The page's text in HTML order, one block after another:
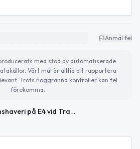
Anmäl fel
med stöd av automatiserade
Vårt mål är alltid att rapportera
Trots noggranna kontroller kan fel
förekomma.
Fordonshaveri på E4 vid Trafikplats Karlberg i riktning mot Södertälje